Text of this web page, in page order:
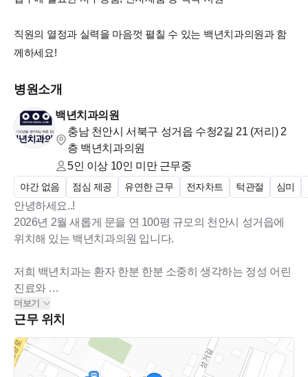
직원의 열정과 실력을 마음껏 펼칠 수 있는 백년치과의원과 함
께하세요!
병원소개
백년치과의원
충남 천안시 서북구 성거읍 수청2길 21 (저리) 2
층 백년치과의원
5인 이상 10인 미만근무중
야간 없음 점심 제공 유연한 근무 전자차트 턱관절 심미
안녕하세요..!
2026년 2월 새롭게 문을 연 100평 규모의 천안시 성거읍에
위치해 있는 백년치과의원 입니다.
저희 백년치과는 환자 한분 한분 소중히 생각하는 정성 어린
진료와
직원 모두가 행복하고 안정적으로 일할수 있는 복지와 근무
환경을 지원합니다.
함께 웃으며 성장할 따뜻하고 성실한 분들을 기다리고 있으
니 많은 관심과 지원 부탁드립니다.
더보기
근무 위치